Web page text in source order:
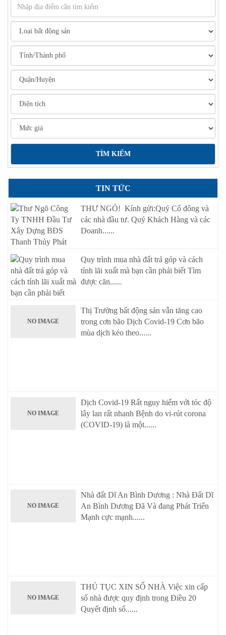
TIN TỨC
THƯ NGỎ! Kính gửi:Quý Cổ đông và
các nhà đầu tư. Quý Khách Hàng và các
Doanh......
Quy trình mua nhà đất trả góp và cách
tính lãi xuất mà bạn cần phải biết Tìm
được căn......
NO IMAGE
Thị Trường bất động sản vẫn tăng cao
trong cơn bão Dịch Covid-19 Cơn bão
mùa dịch kéo theo......
NO IMAGE
Dịch Covid-19 Rất nguy hiểm với tóc độ
lây lan rất nhanh Bệnh do vi-rút corona
(COVID-19) là một......
NO IMAGE
Nhà đất Dĩ An Bình Dương : Nhà Đất Dĩ
An Bình Dương Đã Và đang Phát Triển
Mạnh cực mạnh......
NO IMAGE
THỦ TỤC XIN SỐ NHÀ Việc xin cấp
số nhà được quy định trong Điều 20
Quyết định số......